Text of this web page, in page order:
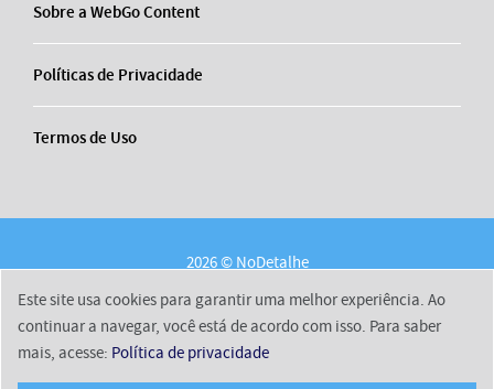
Sobre a WebGo Content
Políticas de Privacidade
Termos de Uso
2026 © NoDetalhe
Sobre a WebGo Content
Políticas de Privacidade
Termos de Uso
Este site usa cookies para garantir uma melhor experiência. Ao
continuar a navegar, você está de acordo com isso. Para saber
mais, acesse: Política de privacidade